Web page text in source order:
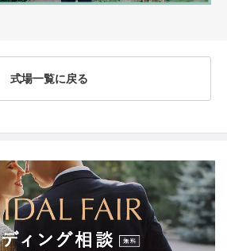
式場一覧に戻る